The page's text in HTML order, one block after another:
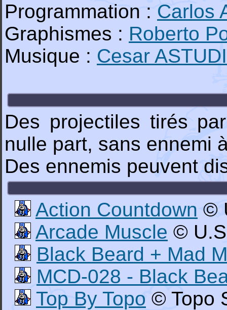
Programmation : Carlos
Graphismes : Roberto
Musique : Cesar
Des projectiles tirés
nulle part, sans ennemi
Des ennemis peuvent
Action Countdown ©
Arcade Muscle ©
Black Beard + Mad
MCD-028 - Black
Top By Topo © Topo